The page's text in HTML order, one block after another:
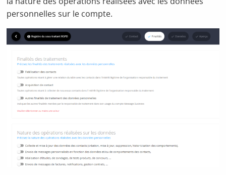
personnelles sur le compte.